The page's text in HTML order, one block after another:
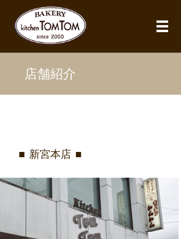
メ
店舗紹介
新宮本店